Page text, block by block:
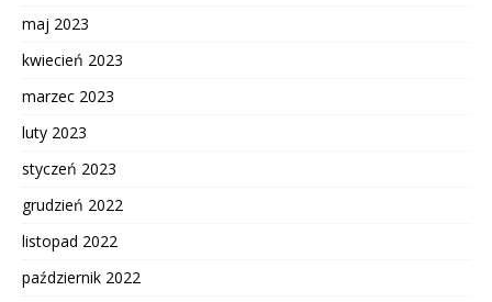
maj 2023
kwiecień 2023
marzec 2023
luty 2023
styczeń 2023
grudzień 2022
listopad 2022
październik 2022